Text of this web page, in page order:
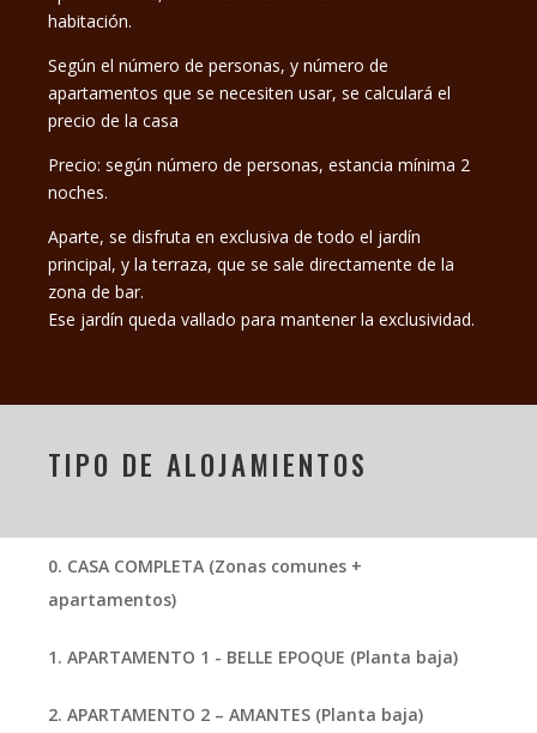
habitación.
Según el número de personas, y número de
apartamentos que se necesiten usar, se calculará el
precio de la casa
Precio: según número de personas, estancia mínima 2
noches.
Aparte, se disfruta en exclusiva de todo el jardín
principal, y la terraza, que se sale directamente de la
zona de bar.
Ese jardín queda vallado para mantener la exclusividad.
TIPO DE ALOJAMIENTOS
0. CASA COMPLETA (Zonas comunes +
apartamentos)
1. APARTAMENTO 1 - BELLE EPOQUE (Planta baja)
2. APARTAMENTO 2 – AMANTES (Planta baja)